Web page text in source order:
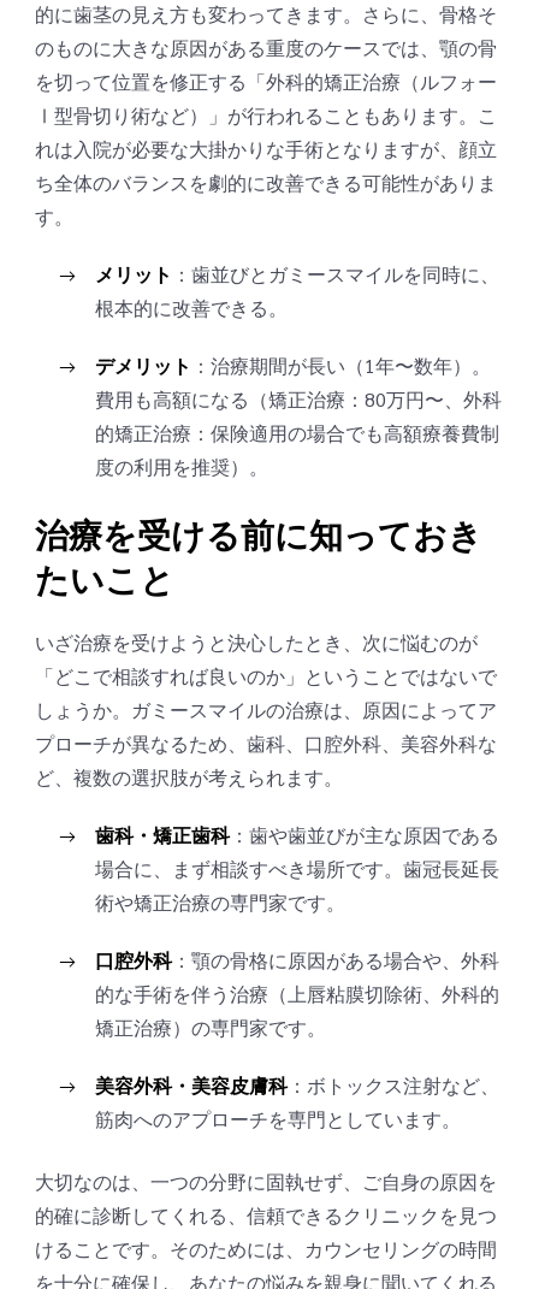
的に歯茎の見え方も変わってきます。さらに、骨格そ
のものに大きな原因がある重度のケースでは、顎の骨
を切って位置を修正する「外科的矯正治療（ルフォー
Ⅰ型骨切り術など）」が行われることもあります。こ
れは入院が必要な大掛かりな手術となりますが、顔立
ち全体のバランスを劇的に改善できる可能性がありま
す。
メリット ：歯並びとガミースマイルを同時に、
根本的に改善できる。
デメリット ：治療期間が長い（1年〜数年）。
費用も高額になる（矯正治療：80万円〜、外科
的矯正治療：保険適用の場合でも高額療養費制
度の利用を推奨）。
治療を受ける前に知っておき
たいこと
いざ治療を受けようと決心したとき、次に悩むのが
「どこで相談すれば良いのか」ということではないで
しょうか。ガミースマイルの治療は、原因によってア
プローチが異なるため、歯科、口腔外科、美容外科な
ど、複数の選択肢が考えられます。
歯科・矯正歯科：歯や歯並びが主な原因である
場合に、まず相談すべき場所です。歯冠長延長
術や矯正治療の専門家です。
口腔外科：顎の骨格に原因がある場合や、外科
的な手術を伴う治療（上唇粘膜切除術、外科的
矯正治療）の専門家です。
美容外科・美容皮膚科：ボトックス注射など、
筋肉へのアプローチを専門としています。
大切なのは、一つの分野に固執せず、ご自身の原因を
的確に診断してくれる、信頼できるクリニックを見つ
けることです。そのためには、カウンセリングの時間
を十分に確保し、あなたの悩みを親身に聞いてくれる